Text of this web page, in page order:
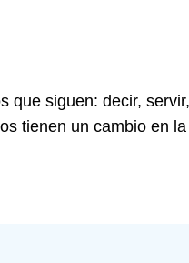
que siguen: decir,
tienen un cambio en